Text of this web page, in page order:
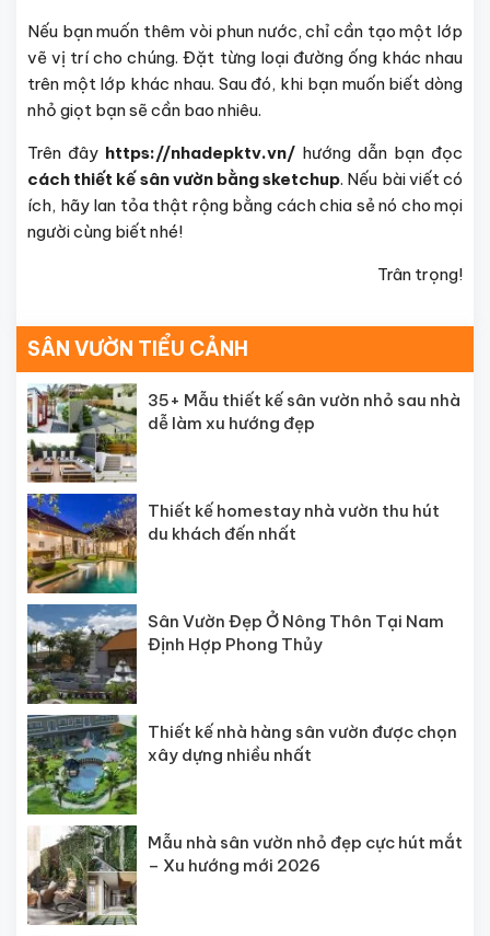
Nếu bạn muốn thêm vòi phun nước, chỉ cần tạo một lớp
vẽ vị trí cho chúng. Đặt từng loại đường ống khác nhau
trên một lớp khác nhau. Sau đó, khi bạn muốn biết dòng
nhỏ giọt bạn sẽ cần bao nhiêu.
Trên đây https://nhadepktv.vn/ hướng dẫn bạn đọc
cách thiết kế sân vườn bằng sketchup. Nếu bài viết có
ích, hãy lan tỏa thật rộng bằng cách chia sẻ nó cho mọi
người cùng biết nhé!
Trân trọng!
SÂN VƯỜN TIỂU CẢNH
35+ Mẫu thiết kế sân vườn nhỏ sau nhà
dễ làm xu hướng đẹp
Thiết kế homestay nhà vườn thu hút
du khách đến nhất
Sân Vườn Đẹp Ở Nông Thôn Tại Nam
Định Hợp Phong Thủy
Thiết kế nhà hàng sân vườn được chọn
xây dựng nhiều nhất
Mẫu nhà sân vườn nhỏ đẹp cực hút mắt
– Xu hướng mới 2026